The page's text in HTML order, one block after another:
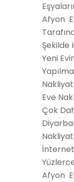
Afyon
Şekilde
Yeni
Eve
Çok
Afyon